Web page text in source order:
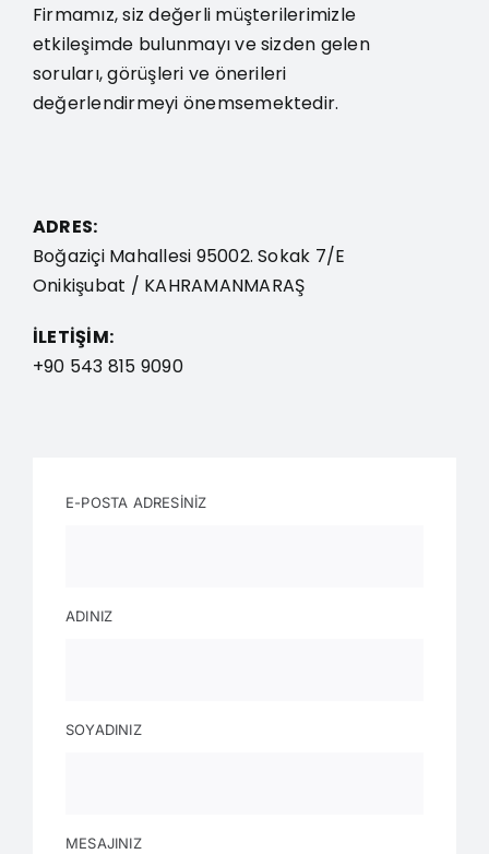
Firmamız, siz değerli müşterilerimizle
etkileşimde bulunmayı ve sizden gelen
soruları, görüşleri ve önerileri
değerlendirmeyi önemsemektedir.
ADRES:
Boğaziçi Mahallesi 95002. Sokak 7/E
Onikişubat / KAHRAMANMARAŞ
İLETİŞİM:
+90 543 815 9090
E-POSTA ADRESİNİZ
ADINIZ
SOYADINIZ
MESAJINIZ